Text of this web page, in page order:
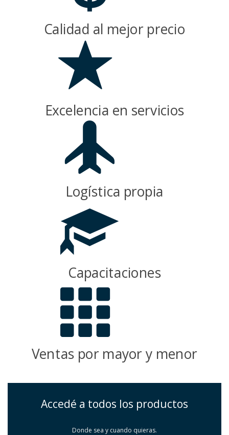
Calidad al mejor precio
Excelencia en servicios
Logística propia
Capacitaciones
Ventas por mayor y menor
Accedé a todos los productos
Donde sea y cuando quieras.